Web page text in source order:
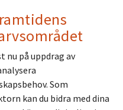
nu på uppdrag av
Som
kan du bidra med dina